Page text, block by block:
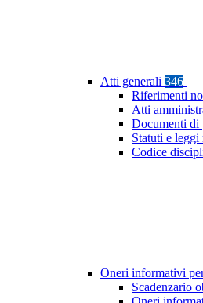
Atti generali 346
Riferimenti
Atti
Documenti di
Statuti e leggi
Codice
Oneri informativi
Scadenzario